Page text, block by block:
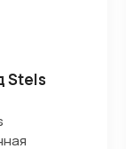
Stels